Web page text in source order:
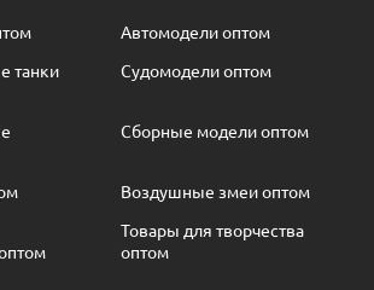
Автомодели оптом
танки
Судомодели оптом
Сборные модели оптом
Воздушные змеи оптом
Товары для творчества
оптом